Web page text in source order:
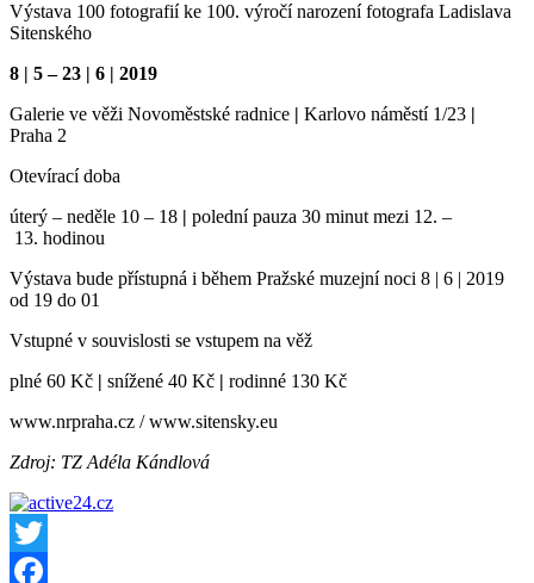
Výstava 100 fotografií ke 100. výročí narození fotografa Ladislava
Sitenského
8 | 5 – 23 | 6 | 2019
Galerie ve věži Novoměstské radnice | Karlovo náměstí 1/23 |
Praha 2
Otevírací doba
úterý – neděle 10 – 18 | polední pauza 30 minut mezi 12. –
13. hodinou
Výstava bude přístupná i během Pražské muzejní noci 8 | 6 | 2019
od 19 do 01
Vstupné v souvislosti se vstupem na věž
plné 60 Kč | snížené 40 Kč | rodinné 130 Kč
www.nrpraha.cz / www.sitensky.eu
Zdroj: TZ Adéla Kándlová
Twitter